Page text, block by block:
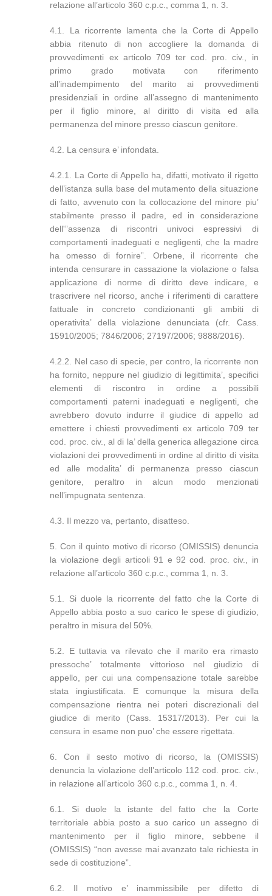
relazione all’articolo 360 c.p.c., comma 1, n. 3.
4.1. La ricorrente lamenta che la Corte di Appello
abbia ritenuto di non accogliere la domanda di
provvedimenti ex articolo 709 ter cod. pro. civ., in
primo grado motivata con riferimento
all’inadempimento del marito ai provvedimenti
presidenziali in ordine all’assegno di mantenimento
per il figlio minore, al diritto di visita ed alla
permanenza del minore presso ciascun genitore.
4.2. La censura e’ infondata.
4.2.1. La Corte di Appello ha, difatti, motivato il rigetto
dell’istanza sulla base del mutamento della situazione
di fatto, avvenuto con la collocazione del minore piu’
stabilmente presso il padre, ed in considerazione
dell'”assenza di riscontri univoci espressivi di
comportamenti inadeguati e negligenti, che la madre
ha omesso di fornire”. Orbene, il ricorrente che
intenda censurare in cassazione la violazione o falsa
applicazione di norme di diritto deve indicare, e
trascrivere nel ricorso, anche i riferimenti di carattere
fattuale in concreto condizionanti gli ambiti di
operativita’ della violazione denunciata (cfr. Cass.
15910/2005; 7846/2006; 27197/2006; 9888/2016).
4.2.2. Nel caso di specie, per contro, la ricorrente non
ha fornito, neppure nel giudizio di legittimita’, specifici
elementi di riscontro in ordine a possibili
comportamenti paterni inadeguati e negligenti, che
avrebbero dovuto indurre il giudice di appello ad
emettere i chiesti provvedimenti ex articolo 709 ter
cod. proc. civ., al di la’ della generica allegazione circa
violazioni dei provvedimenti in ordine al diritto di visita
ed alle modalita’ di permanenza presso ciascun
genitore, peraltro in alcun modo menzionati
nell’impugnata sentenza.
4.3. Il mezzo va, pertanto, disatteso.
5. Con il quinto motivo di ricorso (OMISSIS) denuncia
la violazione degli articoli 91 e 92 cod. proc. civ., in
relazione all’articolo 360 c.p.c., comma 1, n. 3.
5.1. Si duole la ricorrente del fatto che la Corte di
Appello abbia posto a suo carico le spese di giudizio,
peraltro in misura del 50%.
5.2. E tuttavia va rilevato che il marito era rimasto
pressoche’ totalmente vittorioso nel giudizio di
appello, per cui una compensazione totale sarebbe
stata ingiustificata. E comunque la misura della
compensazione rientra nei poteri discrezionali del
giudice di merito (Cass. 15317/2013). Per cui la
censura in esame non puo’ che essere rigettata.
6. Con il sesto motivo di ricorso, la (OMISSIS)
denuncia la violazione dell’articolo 112 cod. proc. civ.,
in relazione all’articolo 360 c.p.c., comma 1, n. 4.
6.1. Si duole la istante del fatto che la Corte
territoriale abbia posto a suo carico un assegno di
mantenimento per il figlio minore, sebbene il
(OMISSIS) “non avesse mai avanzato tale richiesta in
sede di costituzione”.
6.2. Il motivo e’ inammissibile per difetto di